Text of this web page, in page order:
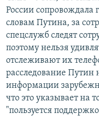
России сопровождала
словам Путина, за
спецслужб следят
поэтому нельзя
отслеживают их
расследование Путин
информации
что это указывает на
"пользуется